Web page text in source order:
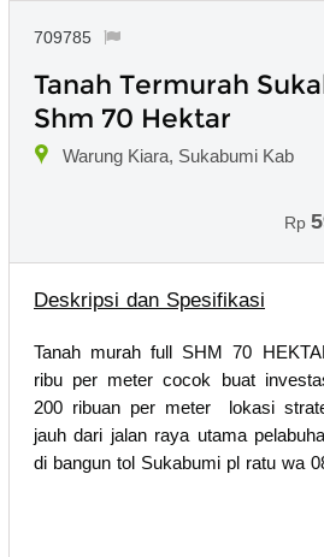
709785
Tanah Termurah
Shm 70 Hektar
Warung Kiara, Sukabumi Kab
Rp
Deskripsi dan Spesifikasi
Tanah murah full SHM 70
ribu per meter cocok buat
200 ribuan per meter lokasi
jauh dari jalan raya utama
di bangun tol Sukabumi pl ratu wa